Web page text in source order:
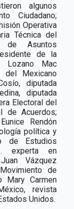
algunos
Ciudadano;
Operativa
Técnica del
de Asuntos
de la
Lozano Mac
del Mexicano
diputada
diputada
Electoral del
de Acuerdos;
Rendón
política y
de Estudios
experta en
Vázquez
de
Mary Carmen
revista
Unidos.